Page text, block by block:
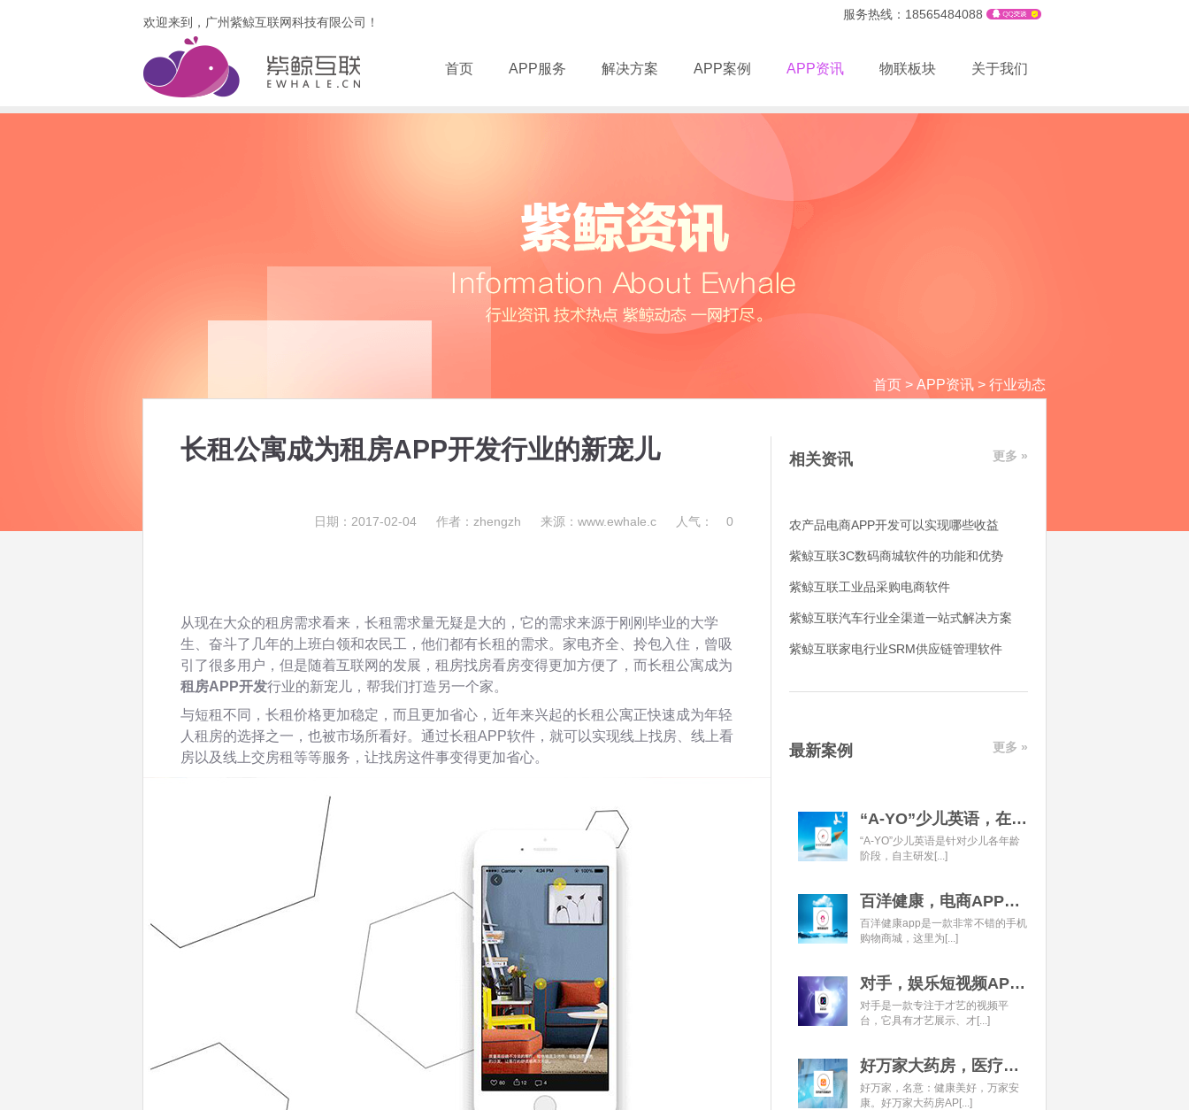
欢迎来到，广州紫鲸互联网科技有限公司！
服务热线：18565484088
首页 APP服务 解决方案 APP案例 APP资讯 物联板块 关于我们
首页 > APP资讯 > 行业动态
长租公寓成为租房APP开发行业的新宠儿
日期：2017-02-04 作者：zhengzh 来源：www.ewhale.c 人气： 0
从现在大众的租房需求看来，长租需求量无疑是大的，它的需求来源于刚刚毕业的大学
生、奋斗了几年的上班白领和农民工，他们都有长租的需求。家电齐全、拎包入住，曾吸
引了很多用户，但是随着互联网的发展，租房找房看房变得更加方便了，而长租公寓成为
租房APP开发行业的新宠儿，帮我们打造另一个家。
与短租不同，长租价格更加稳定，而且更加省心，近年来兴起的长租公寓正快速成为年轻
人租房的选择之一，也被市场所看好。通过长租APP软件，就可以实现线上找房、线上看
房以及线上交房租等等服务，让找房这件事变得更加省心。
相关资讯 更多 »
农产品电商APP开发可以实现哪些收益
紫鲸互联3C数码商城软件的功能和优势
紫鲸互联工业品采购电商软件
紫鲸互联汽车行业全渠道一站式解决方案
紫鲸互联家电行业SRM供应链管理软件
最新案例 更多 »
“A-YO”少儿英语，在线语言学习平台开发经典案例
“A-YO”少儿英语是针对少儿各年龄
阶段，自主研发[...]
百洋健康，电商APP开发经典案例
百洋健康app是一款非常不错的手机
购物商城，这里为[...]
对手，娱乐短视频APP开发经典案例
对手是一款专注于才艺的视频平
台，它具有才艺展示、才[...]
好万家大药房，医疗健康APP开发经典案例
好万家，名意：健康美好，万家安
康。好万家大药房AP[...]